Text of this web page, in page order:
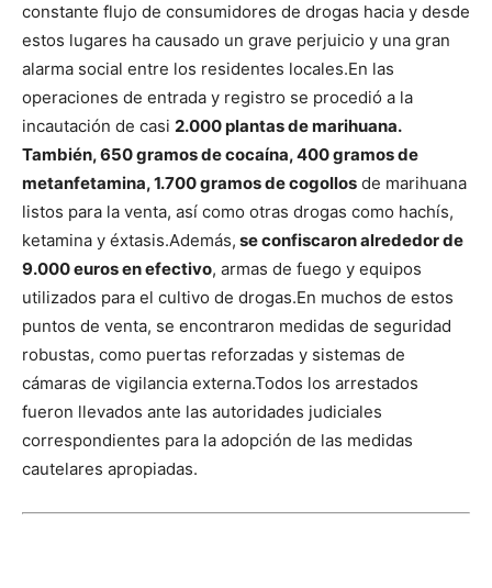
constante flujo de consumidores de drogas hacia y desde
estos lugares ha causado un grave perjuicio y una gran
alarma social entre los residentes locales.En las
operaciones de entrada y registro se procedió a la
incautación de casi 2.000 plantas de marihuana.
También, 650 gramos de cocaína, 400 gramos de
metanfetamina, 1.700 gramos de cogollos de marihuana
listos para la venta, así como otras drogas como hachís,
ketamina y éxtasis.Además, se confiscaron alrededor de
9.000 euros en efectivo, armas de fuego y equipos
utilizados para el cultivo de drogas.En muchos de estos
puntos de venta, se encontraron medidas de seguridad
robustas, como puertas reforzadas y sistemas de
cámaras de vigilancia externa.Todos los arrestados
fueron llevados ante las autoridades judiciales
correspondientes para la adopción de las medidas
cautelares apropiadas.